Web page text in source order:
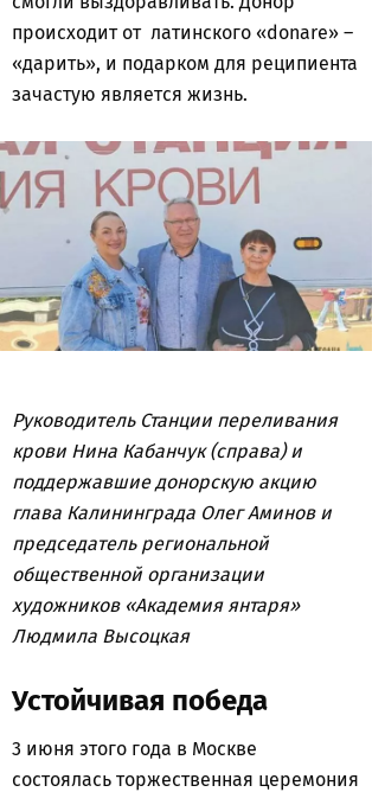
происходит от латинского «donare» –
«дарить», и подарком для реципиента
зачастую является жизнь.
Руководитель Станции переливания
крови Нина Кабанчук (справа) и
поддержавшие донорскую акцию
глава Калининграда Олег Аминов и
председатель региональной
общественной организации
художников «Академия янтаря»
Людмила Высоцкая
Устойчивая победа
3 июня этого года в Москве
состоялась торжественная церемония